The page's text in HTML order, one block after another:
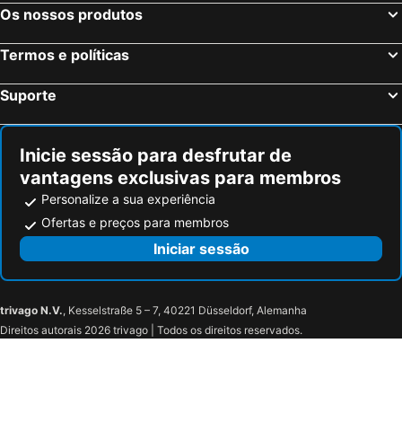
Os nossos produtos
Termos e políticas
Suporte
Inicie sessão para desfrutar de
vantagens exclusivas para membros
Personalize a sua experiência
Ofertas e preços para membros
Iniciar sessão
trivago N.V., Kesselstraße 5 – 7, 40221 Düsseldorf, Alemanha
Direitos autorais 2026 trivago | Todos os direitos reservados.